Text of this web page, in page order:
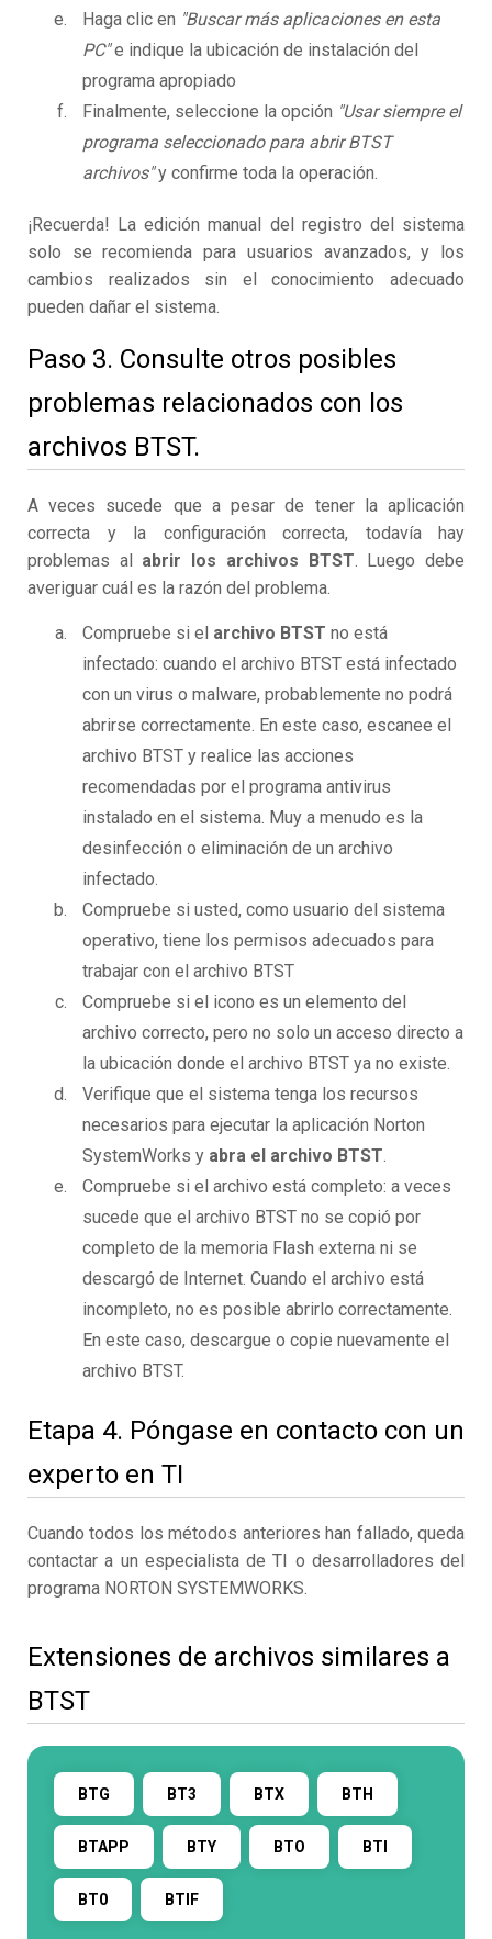
Haga clic en "Buscar más aplicaciones en esta
PC"e indique la ubicación de instalación del
programa apropiado
Finalmente, seleccione la opción "Usar siempre el
programa seleccionado para abrir BTST
archivos"y confirme toda la operación.
¡Recuerda! La edición manual del registro del sistema
solo se recomienda para usuarios avanzados, y los
cambios realizados sin el conocimiento adecuado
pueden dañar el sistema.
Paso 3. Consulte otros posibles
problemas relacionados con los
archivos BTST.
A veces sucede que a pesar de tener la aplicación
correcta y la configuración correcta, todavía hay
problemas al abrir los archivos BTST. Luego debe
averiguar cuál es la razón del problema.
Compruebe si el archivo BTST no está
infectado: cuando el archivo BTST está infectado
con un virus o malware, probablemente no podrá
abrirse correctamente. En este caso, escanee el
archivo BTST y realice las acciones
recomendadas por el programa antivirus
instalado en el sistema. Muy a menudo es la
desinfección o eliminación de un archivo
infectado.
Compruebe si usted, como usuario del sistema
operativo, tiene los permisos adecuados para
trabajar con el archivo BTST
Compruebe si el icono es un elemento del
archivo correcto, pero no solo un acceso directo a
la ubicación donde el archivo BTST ya no existe.
Verifique que el sistema tenga los recursos
necesarios para ejecutar la aplicación Norton
SystemWorks y abra el archivo BTST.
Compruebe si el archivo está completo: a veces
sucede que el archivo BTST no se copió por
completo de la memoria Flash externa ni se
descargó de Internet. Cuando el archivo está
incompleto, no es posible abrirlo correctamente.
En este caso, descargue o copie nuevamente el
archivo BTST.
Etapa 4. Póngase en contacto con un
experto en TI
Cuando todos los métodos anteriores han fallado, queda
contactar a un especialista de TI o desarrolladores del
programa NORTON SYSTEMWORKS.
Extensiones de archivos similares a
BTST
BTG BT3 BTX BTH
BTAPP BTY BTO BTI
BT0 BTIF